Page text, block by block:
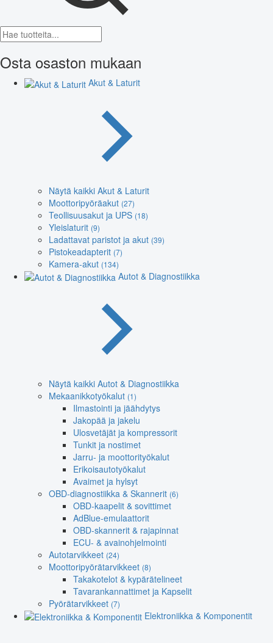
Osta osaston mukaan
Akut & Laturit
Näytä kaikki Akut & Laturit
Moottoripyöräakut (27)
Teollisuusakut ja UPS (18)
Yleislaturit (9)
Ladattavat paristot ja akut (39)
Pistokeadapterit (7)
Kamera-akut (134)
Autot & Diagnostiikka
Näytä kaikki Autot & Diagnostiikka
Mekaanikkotyökalut (1)
Ilmastointi ja jäähdytys
Jakopää ja jakelu
Ulosvetäjät ja kompressorit
Tunkit ja nostimet
Jarru- ja moottorityökalut
Erikoisautotyökalut
Avaimet ja hylsyt
OBD-diagnostiikka & Skannerit (6)
OBD-kaapelit & sovittimet
AdBlue-emulaattorit
OBD-skannerit & rajapinnat
ECU- & avainohjelmointi
Autotarvikkeet (24)
Moottoripyörätarvikkeet (8)
Takakotelot & kypärätelineet
Tavarankannattimet ja Kapselit
Pyörätarvikkeet (7)
Elektroniikka & Komponentit